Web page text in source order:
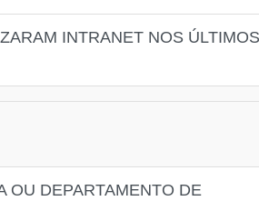
INTRANET NOS
OU DEPARTAMENTO DE